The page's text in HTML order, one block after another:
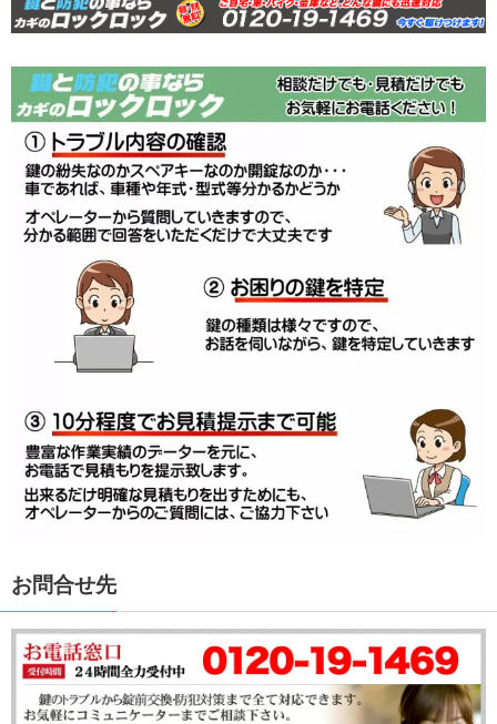
お問合せ先